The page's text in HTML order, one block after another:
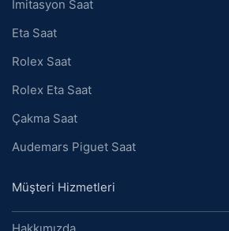
İmitasyon Saat
Eta Saat
Rolex Saat
Rolex Eta Saat
Çakma Saat
Audemars Piguet Saat
Müşteri Hizmetleri